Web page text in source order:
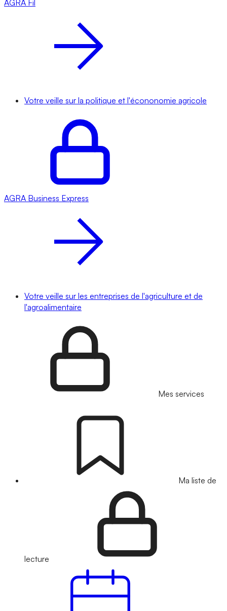
AGRA Fil
Votre veille sur la politique et l'écononomie agricole
AGRA Business Express
Votre veille sur les entreprises de l'agriculture et de
l'agroalimentaire
Mes services
Ma liste de
lecture